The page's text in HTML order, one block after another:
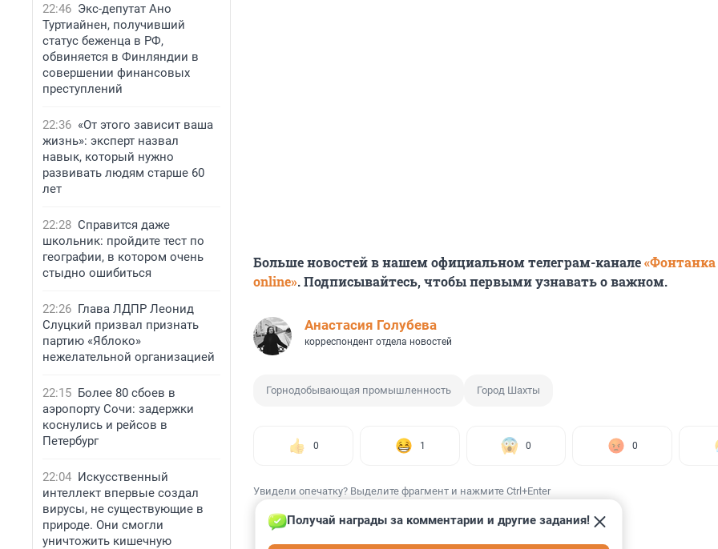
22:46 Экс-депутат Ано
Туртиайнен, получивший
статус беженца в РФ,
обвиняется в Финляндии в
совершении финансовых
преступлений
22:36 «От этого зависит ваша
жизнь»: эксперт назвал
навык, который нужно
развивать людям старше 60
лет
22:28 Справится даже
школьник: пройдите тест по
географии, в котором очень
стыдно ошибиться
22:26 Глава ЛДПР Леонид
Слуцкий призвал признать
партию «Яблоко»
нежелательной организацией
22:15 Более 80 сбоев в
аэропорту Сочи: задержки
коснулись и рейсов в
Петербург
22:04 Искусственный
интеллект впервые создал
вирусы, не существующие в
природе. Они смогли
уничтожить кишечную
Больше новостей в нашем официальном телеграм-канале«Фонтанка
online». Подписывайтесь, чтобы первыми узнавать о важном.
Анастасия Голубева
корреспондент отдела новостей
Горнодобывающая промышленность Город Шахты
0 1 0 0
Увидели опечатку? Выделите фрагмент и нажмите Ctrl+Enter
Получай награды за комментарии и другие задания!